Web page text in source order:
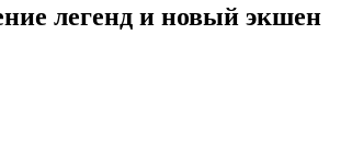
легенд и новый экшен